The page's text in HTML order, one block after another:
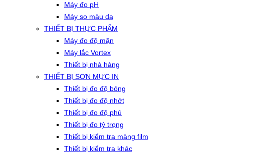
Máy đo pH
Máy so màu da
THIẾT BỊ THỰC PHẨM
Máy đo độ mặn
Máy lắc Vortex
Thiết bị nhà hàng
THIẾT BỊ SƠN MỰC IN
Thiết bị đo độ bóng
Thiết bị đo độ nhớt
Thiết bị đo độ phủ
Thiết bị đo tỷ trọng
Thiết bị kiểm tra màng film
Thiết bị kiểm tra khác